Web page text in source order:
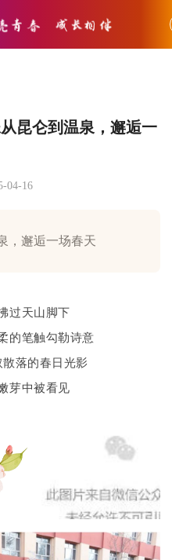
昆仑到温泉，邂逅一
04-16
，邂逅一场春天
过天山脚下
的笔触勾勒诗意
落的春日光影
芽中被看见